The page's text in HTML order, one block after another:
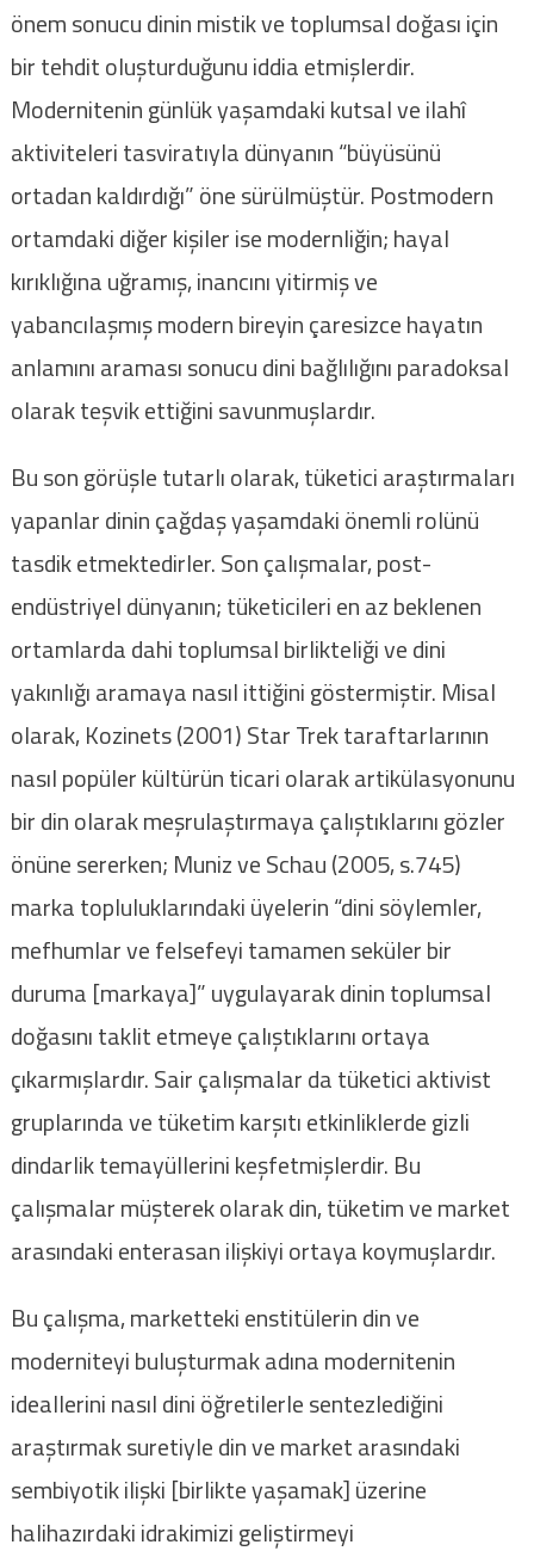
önem sonucu dinin mistik ve toplumsal doğası için
bir tehdit oluşturduğunu iddia etmişlerdir.
Modernitenin günlük yaşamdaki kutsal ve ilahî
aktiviteleri tasviratıyla dünyanın “büyüsünü
ortadan kaldırdığı” öne sürülmüştür. Postmodern
ortamdaki diğer kişiler ise modernliğin; hayal
kırıklığına uğramış, inancını yitirmiş ve
yabancılaşmış modern bireyin çaresizce hayatın
anlamını araması sonucu dini bağlılığını paradoksal
olarak teşvik ettiğini savunmuşlardır.
Bu son görüşle tutarlı olarak, tüketici araştırmaları
yapanlar dinin çağdaş yaşamdaki önemli rolünü
tasdik etmektedirler. Son çalışmalar, post-
endüstriyel dünyanın; tüketicileri en az beklenen
ortamlarda dahi toplumsal birlikteliği ve dini
yakınlığı aramaya nasıl ittiğini göstermiştir. Misal
olarak, Kozinets (2001) Star Trek taraftarlarının
nasıl popüler kültürün ticari olarak artikülasyonunu
bir din olarak meşrulaştırmaya çalıştıklarını gözler
önüne sererken; Muniz ve Schau (2005, s.745)
marka topluluklarındaki üyelerin “dini söylemler,
mefhumlar ve felsefeyi tamamen seküler bir
duruma [markaya]” uygulayarak dinin toplumsal
doğasını taklit etmeye çalıştıklarını ortaya
çıkarmışlardır. Sair çalışmalar da tüketici aktivist
gruplarında ve tüketim karşıtı etkinliklerde gizli
dindarlik temayüllerini keşfetmişlerdir. Bu
çalışmalar müşterek olarak din, tüketim ve market
arasındaki enterasan ilişkiyi ortaya koymuşlardır.
Bu çalışma, marketteki enstitülerin din ve
moderniteyi buluşturmak adına modernitenin
ideallerini nasıl dini öğretilerle sentezlediğini
araştırmak suretiyle din ve market arasındaki
sembiyotik ilişki [birlikte yaşamak] üzerine
halihazırdaki idrakimizi geliştirmeyi